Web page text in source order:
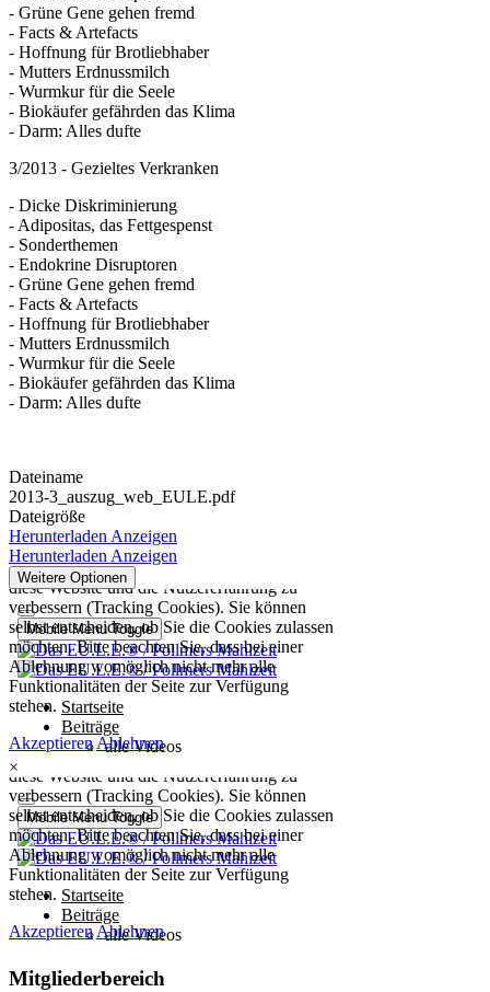
- Grüne Gene gehen fremd
- Facts & Artefacts
- Hoffnung für Brotliebhaber
- Mutters Erdnussmilch
- Wurmkur für die Seele
- Biokäufer gefährden das Klima
- Darm: Alles dufte
3/2013 - Gezieltes Verkranken
- Dicke Diskriminierung
- Adipositas, das Fettgespenst
- Sonderthemen
- Endokrine Disruptoren
- Grüne Gene gehen fremd
- Facts & Artefacts
- Hoffnung für Brotliebhaber
- Mutters Erdnussmilch
- Wurmkur für die Seele
- Biokäufer gefährden das Klima
- Darm: Alles dufte
Dateiname
2013-3_auszug_web_EULE.pdf
Dateigröße
HerunterladenAnzeigen
HerunterladenAnzeigen
Weitere Optionen
×
Mitgliederbereich